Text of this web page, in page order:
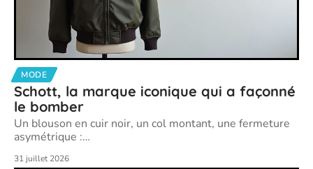
MODE
Schott, la marque iconique qui a façonné
le bomber
Un blouson en cuir noir, un col montant, une fermeture
asymétrique :…
31 juillet 2026